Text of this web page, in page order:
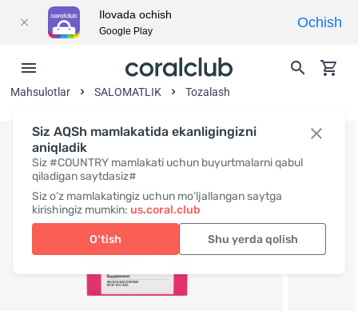
Siz AQSh mamlakatida ekanligingizni
aniqladik
Siz #COUNTRY mamlakati uchun buyurtmalarni qabul
qiladigan saytdasiz#
Siz o‘z mamlakatingiz uchun mo‘ljallangan saytga
kirishingiz mumkin: us.coral.club
O‘tish Shu yerda qolish
Mahsulotlar SALOMATLIK Tozalash
Ilovada ochish
Google Play
Ochish